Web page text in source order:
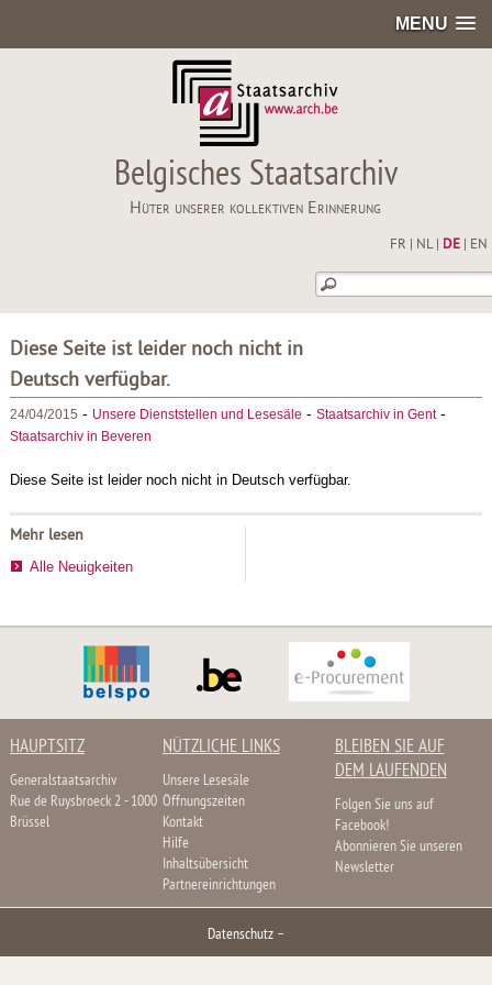
MENU
Belgisches Staatsarchiv
Hüter unserer kollektiven Erinnerung
FR NL| DE| EN
Diese Seite ist leider noch nicht in
Deutsch verfügbar.
24/04/2015 - Unsere Dienststellen und Lesesäle - Staatsarchiv in Gent-
Staatsarchiv in Beveren
Diese Seite ist leider noch nicht in Deutsch verfügbar.
Mehr lesen
Alle Neuigkeiten
HAUPTSITZ
Generalstaatsarchiv
Rue de Ruysbroeck 2 - 1000
Brüssel
NÜTZLICHE LINKS
Unsere Lesesäle
Öffnungszeiten
Kontakt
Hilfe
Inhaltsübersicht
Partnereinrichtungen
BLEIBEN SIE AUF
DEM LAUFENDEN
Folgen Sie uns auf
Facebook!
Abonnieren Sie unseren
Newsletter
Datenschutz –